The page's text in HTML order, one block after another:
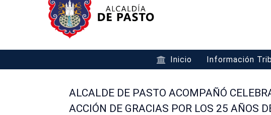
Inicio Información
ALCALDE DE PASTO ACOMPAÑÓ
ACCIÓN DE GRACIAS POR LOS 25 AÑOS